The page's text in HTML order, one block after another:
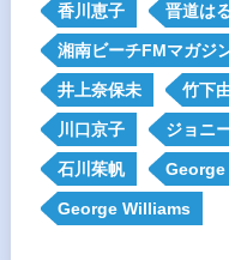
香川恵子 晋道は
湘南ビーチFMマガジ
井上奈保未 竹下
川口京子 ジョニ
石川茱帆
George Williams